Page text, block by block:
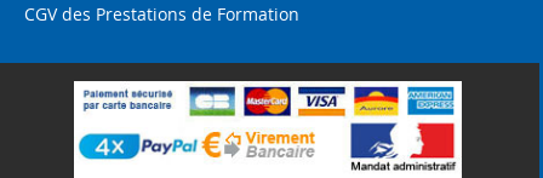
CGV des Prestations de Formation